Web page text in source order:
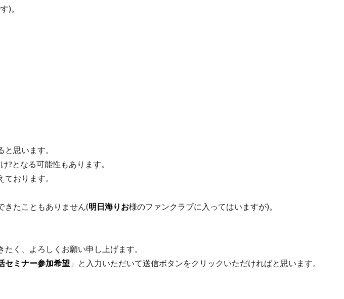
)。
思います。
となる可能性もあります。
おります。
きたこともありません(明日海りお様のファンクラブに入ってはいますが)。
く、よろしくお願い申し上げます。
セミナー参加希望」と入力いただいて送信ボタンをクリックいただければと思います。